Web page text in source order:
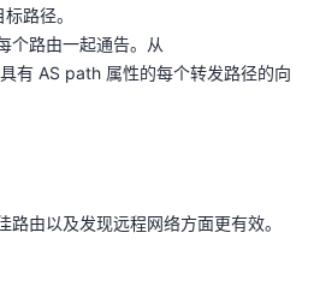
路径。
个路由一起通告。从
有 AS path 属性的每个转发路径的向
由以及发现远程网络方面更有效。